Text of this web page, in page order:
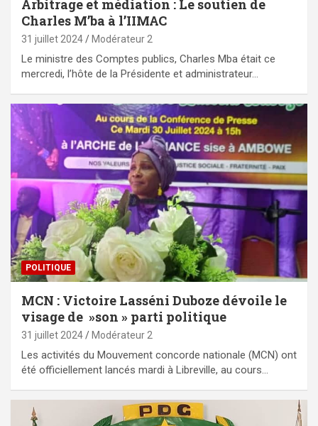
Arbitrage et médiation : Le soutien de
Charles M’ba à l’IIMAC
31 juillet 2024 Modérateur 2
Le ministre des Comptes publics, Charles Mba était ce
mercredi, l’hôte de la Présidente et administrateur…
POLITIQUE
MCN : Victoire Lasséni Duboze dévoile le
visage de »son » parti politique
31 juillet 2024 Modérateur 2
Les activités du Mouvement concorde nationale (MCN) ont
été officiellement lancés mardi à Libreville, au cours…